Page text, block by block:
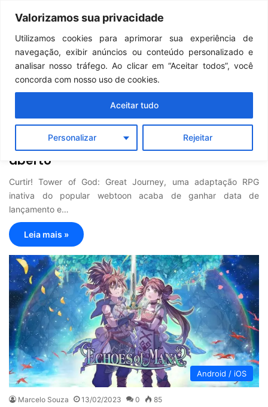
Valorizamos sua privacidade
Utilizamos cookies para aprimorar sua experiência de
navegação, exibir anúncios ou conteúdo personalizado e
analisar nosso tráfego. Ao clicar em “Aceitar todos”, você
concorda com nosso uso de cookies.
Personalizar Rejeitar
Aceitar tudo
Menu
Mobile
15/02/2023 0 84
Tower Of God: Great Journey | Game
chega dia 14 – pré-registro já está
aberto
Curtir! Tower of God: Great Journey, uma adaptação RPG
inativa do popular webtoon acaba de ganhar data de
lançamento e…
Leia mais »
Android / iOS
Marcelo Souza 13/02/2023 0 85